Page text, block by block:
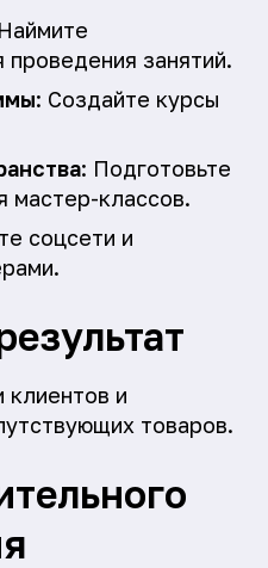
занятий.
: Создайте курсы
: Подготовьте
мастер-классов.
соцсети и
и
товаров.